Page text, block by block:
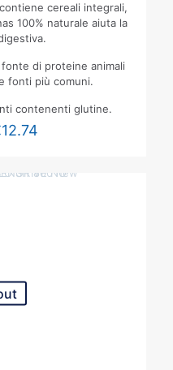
cereali integrali,
100% naturale aiuta la
di proteine animali
fonti più comuni.
contenenti glutine.
12.74